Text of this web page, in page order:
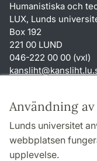
Användning
Lunds universitet
webbplatsen
upplevelse.
Humanistiska och
LUX, Lunds
Box 192
221 00 LUND
046-222 00 00 (vxl)
kansliht@kansliht.lu.
Genvägar
Om webbplatsen
Behandling av